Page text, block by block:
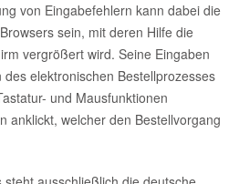
von Eingabefehlern kann dabei die
sein, mit deren Hilfe die
vergrößert wird. Seine Eingaben
elektronischen Bestellprozesses
und Mausfunktionen
anklickt, welcher den Bestellvorgang